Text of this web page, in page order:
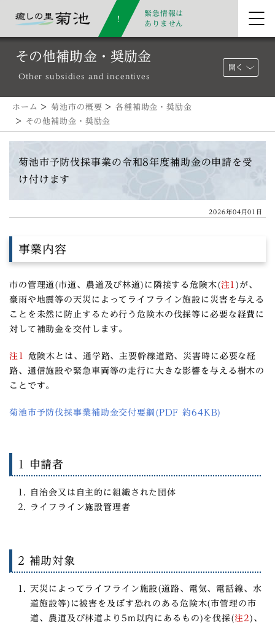
緊急情報は
ありません
その他補助金・奨励金
Other subsidies and incentives
開く
ホーム > 菊池市の概要 > 各種補助金・奨励金
>
その他補助金・奨励金
菊池市予防伐採事業の令和8年度補助金の申請を受
け付けます
2026年04月01日
事業内容
市の管理道(市道、農道及び林道)に隣接する危険木(注1 )が、
豪雨や地震等の天災によってライフライン施設に災害を与える
ことを未然に防止するため行う危険木の伐採等に必要な経費に
対して補助金を交付します。
注1
危険木とは、通学路、主要幹線道路、災害時に必要な経
路、通信施設や緊急車両等の走行に大きな影響を与える樹木の
ことです。
菊池市予防伐採事業補助金交付要綱(PDF 約64KB)
1 申請者
自治会又は自主的に組織された団体
ライフライン施設管理者
2 補助対象
天災によってライフライン施設(道路、電気、電話線、水
道施設等)に被害を及ぼす恐れのある危険木(市管理の市
道、農道及び林道より5m以内にあるもの)を伐採(注2 )、